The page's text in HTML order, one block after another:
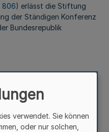
806) erlässt die Stiftung
der Ständigen Konferenz
Bundesrepublik
Akkreditierungsrat vom 11.
verwendet. Sie können
oder nur solchen,